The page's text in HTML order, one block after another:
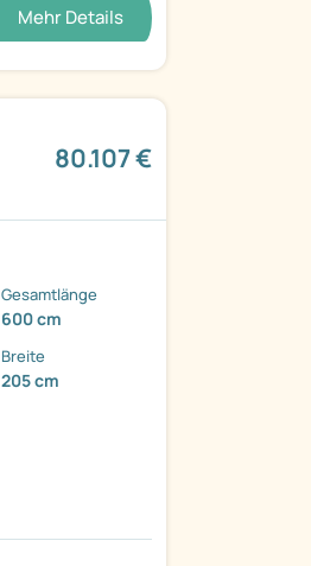
Mehr Details
80.107 €
Gesamtlänge
600 cm
Breite
205 cm